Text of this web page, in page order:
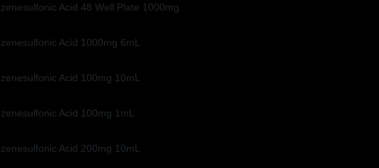
Acid 48 Well Plate 1000mg
Acid 1000mg 6mL
Acid 100mg 10mL
Acid 100mg 1mL
Acid 200mg 10mL